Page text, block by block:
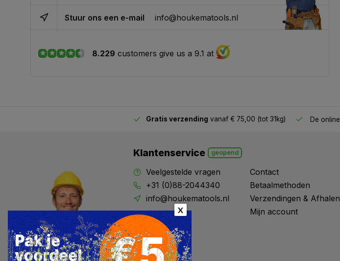
Stuur ons een e-mail info@houkematools.nl
8.229 customers give us a 9.1 at
Gratis verzending vanaf € 75,00 (tot 31kg) De online
Klantenservice geopend
Veelgestelde vragen
+31 (0)88-2044340
info@houkematools.nl
Contact
Betaalmethoden
Verzendingen & Afhalen
Mijn account
X